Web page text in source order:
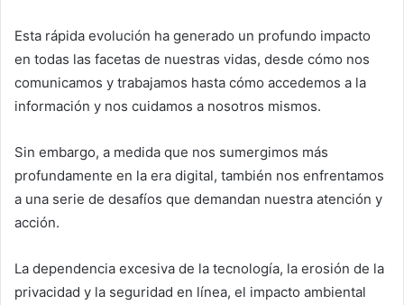
Esta rápida evolución ha generado un profundo impacto
en todas las facetas de nuestras vidas, desde cómo nos
comunicamos y trabajamos hasta cómo accedemos a la
información y nos cuidamos a nosotros mismos.
Sin embargo, a medida que nos sumergimos más
profundamente en la era digital, también nos enfrentamos
a una serie de desafíos que demandan nuestra atención y
acción.
La dependencia excesiva de la tecnología, la erosión de la
privacidad y la seguridad en línea, el impacto ambiental